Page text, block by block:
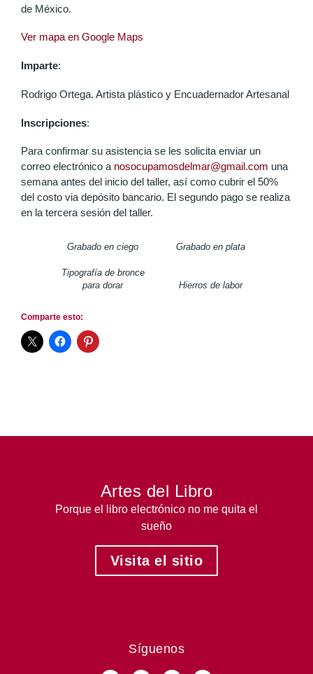
de México.
Ver mapa en Google Maps
Imparte:
Rodrigo Ortega. Artista plástico y Encuadernador Artesanal
Inscripciones:
Para confirmar su asistencia se les solicita enviar un
correo electrónico a nosocupamosdelmar@gmail.com una
semana antes del inicio del taller, así como cubrir el 50%
del costo via depósito bancario. El segundo pago se realiza
en la tercera sesión del taller.
Grabado en ciego Grabado en plata
Tipografía de bronce
para dorar
Hierros de labor
Comparte esto:
Artes del Libro
Porque el libro electrónico no me quita el
sueño
Visita el sitio
Síguenos